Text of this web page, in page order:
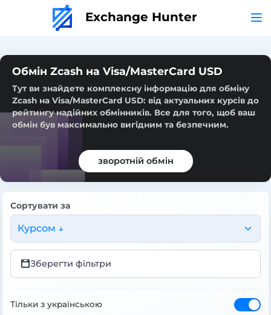
Exchange Hunter
Обмін Zcash на Visa/MasterCard USD
Тут ви знайдете комплексну інформацію для обміну
Zcash на Visa/MasterCard USD: від актуальних курсів до
рейтингу надійних обмінників. Все для того, щоб ваш
обмін був максимально вигідним та безпечним.
зворотній обмін
Сортувати за
Курсом ↓
Зберегти фільтри
Тільки з українською